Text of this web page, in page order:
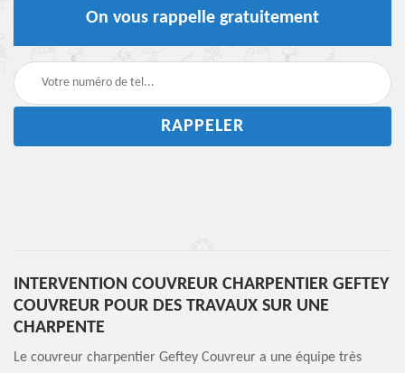
On vous rappelle gratuitement
INTERVENTION COUVREUR CHARPENTIER GEFTEY
COUVREUR POUR DES TRAVAUX SUR UNE
CHARPENTE
Le couvreur charpentier Geftey Couvreur a une équipe très